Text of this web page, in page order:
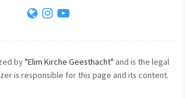
by"Elim Kirche Geesthacht" and is the legal
is responsible for this page and its content.